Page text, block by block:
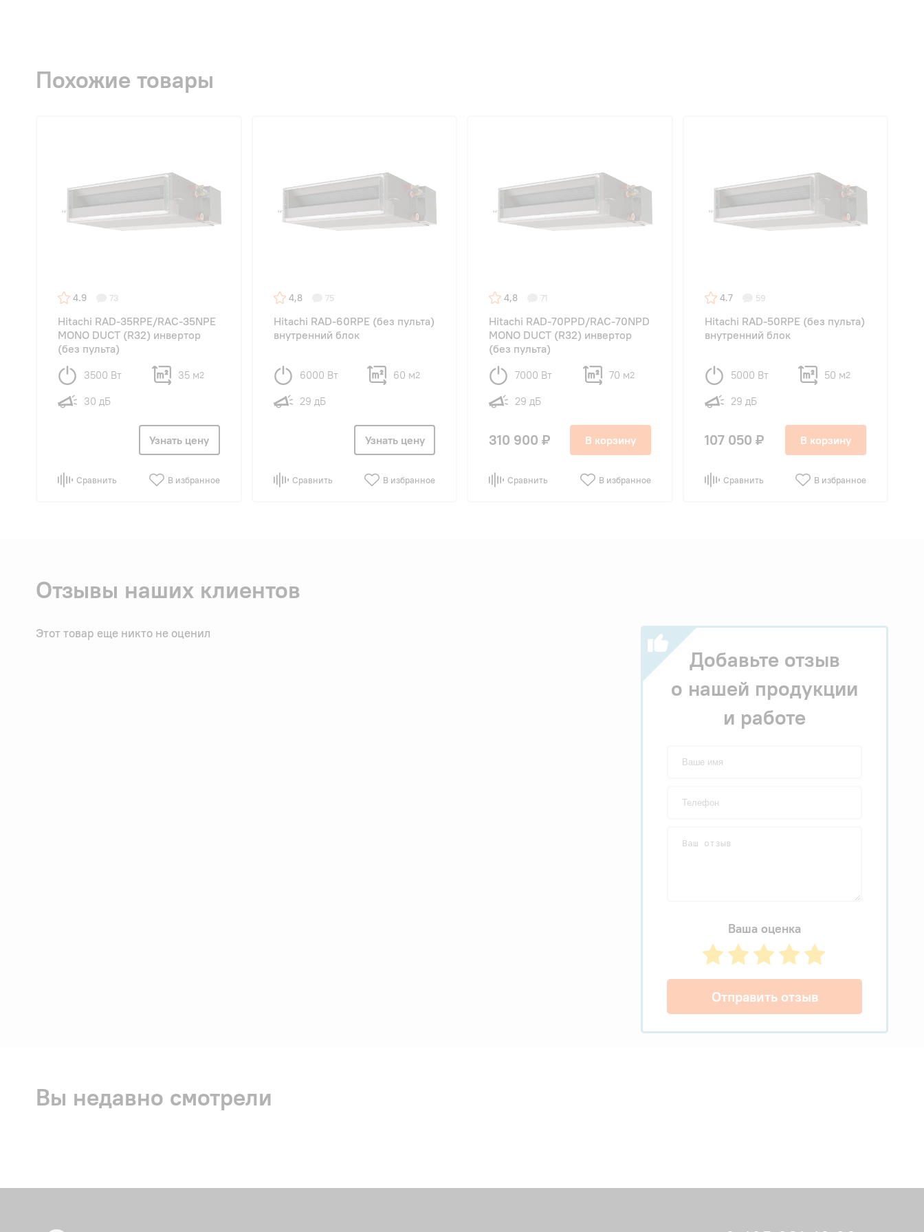
Похожие товары
4.9 73
Hitachi RAD-35RPE/RAC-35NPE
MONO DUCT (R32) инвертор
(без пульта)
3500 Вт 35 м2
30 дБ
Узнать цену
Сравнить В избранное
4,8 75
Hitachi RAD-60RPE (без пульта)
внутренний блок
6000 Вт 60 м2
29 дБ
Узнать цену
Сравнить В избранное
4,8 71
Hitachi RAD-70PPD/RAC-70NPD
MONO DUCT (R32) инвертор
(без пульта)
7000 Вт 70 м2
29 дБ
310 900 ₽ В корзину
Сравнить В избранное
4.7 59
Hitachi RAD-50RPE (без пульта)
внутренний блок
5000 Вт 50 м2
29 дБ
107 050 ₽ В корзину
Сравнить В избранное
Отзывы наших клиентов
Этот товар еще никто не оценил
Добавьте отзыв
о нашей продукции
и работе
Ваша оценка
Отправить отзыв
Вы недавно смотрели